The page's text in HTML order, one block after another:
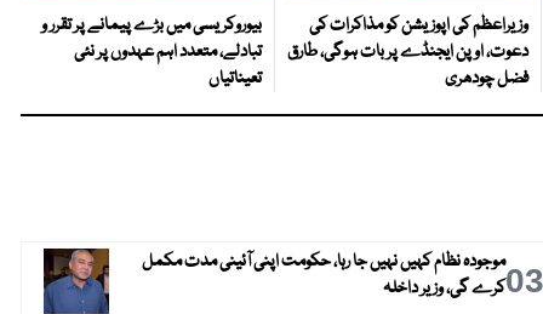
وزیراعظم کی اپوزیشن کو مذاکرات کی
دعوت، اوپن ایجنڈے پر بات ہوگی، طارق
فضل چودھری
بیوروکریسی میں بڑے پیمانے پر تقرر و
تبادلے، متعدد اہم عہدوں پر نئی
تعیناتیاں
03موجودہ نظام کہیں نہیں جا رہا، حکومت اپنی آئینی مدت مکمل
کرے گی، وزیر داخلہ